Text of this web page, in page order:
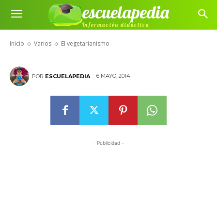
escuelapedia
Información didáctica
Inicio Varios El vegetarianismo
El vegetarianismo
POR ESCUELAPEDIA 6 MAYO, 2014
- Publicidad -